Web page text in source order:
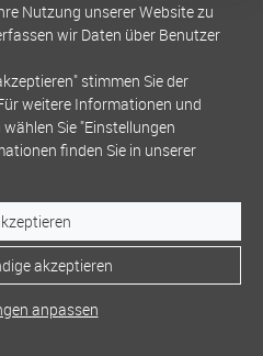
Nutzung unserer Website zu
wir Daten über Benutzer
stimmen Sie der
weitere Informationen und
Sie "Einstellungen
finden Sie in unserer
akzeptieren
anpassen